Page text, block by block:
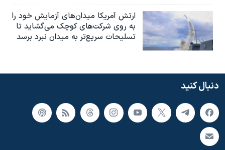
ارتش آمریکا میدان‌های آزمایش خود را
به روی شرکت‌های کوچک می‌گشاید تا
تسلیحات سریع‌تر به میدان نبرد برسد
دنبال کنید